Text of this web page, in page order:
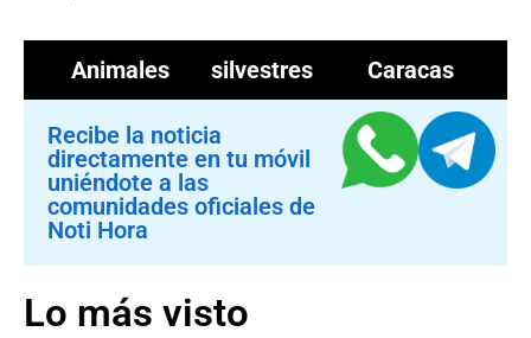
Animales silvestres Caracas
Recibe la noticia
directamente en tu móvil
uniéndote a las
comunidades oficiales de
Noti Hora
Lo más visto